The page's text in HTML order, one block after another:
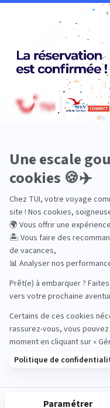
Océan Indien
Adult only
Aventure
Bien-être
Circuits privés